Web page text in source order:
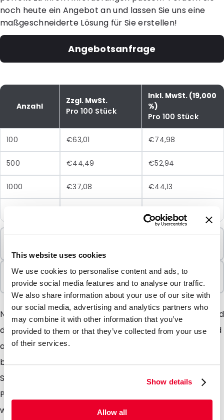
This website uses cookies
We use cookies to personalise content and ads, to
provide social media features and to analyse our traffic.
We also share information about your use of our site with
our social media, advertising and analytics partners who
may combine it with other information that you’ve
provided to them or that they’ve collected from your use
of their services.
Show details
Allow all
noch heute ein Angebot an und lassen Sie uns eine
maßgeschneiderte Lösung für Sie erstellen!
Angebotsanfrage
Anzahl
Zzgl. MwSt.
Pro 100 Stück
Inkl. MwSt. (19,000
%)
Pro 100 Stück
100 €63,01 €74,98
500 €44,49 €52,94
1000 €37,08 €44,13
100 Einheiten
In Paketen verkauft
100 Einheiten
Neu: unsere Seitenfaltenbeutel Wie der Name sagt sind
die Beutel mit Seitenfalte und Boden versehen. Sie sind
aus hochwertiger Aluverbundfolie produziert. Somit
besitzt der Beutel gute Barrieeigenschaften. Die
Seitenfaltenbeutel sind für Food sowie für Nonfood-
Produkte geeignet. Der Beutel ist nicht
wiederverschliessbar, kann aber nach der Befüllung